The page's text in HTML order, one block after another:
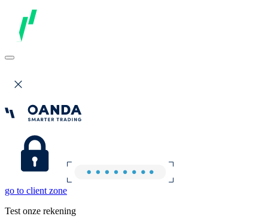
go to client zone
Test onze rekening